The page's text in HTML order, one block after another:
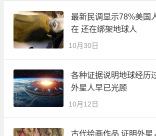
最新民调显示78%美国
在 还在绑架地球人
10月30日
各种证据说明地球经历
外星人早已光顾
10月12日
古代绘画作品 证明外星